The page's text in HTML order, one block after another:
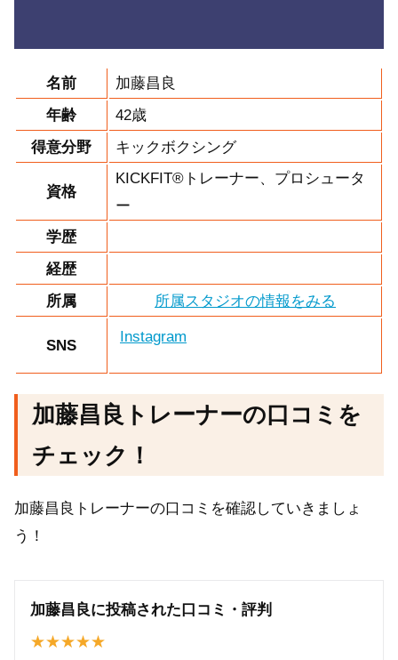
名前
加藤昌良
年齢
42歳
得意分野
キックボクシング
資格
KICKFIT®︎トレーナー、プロシュータ
ー
学歴
経歴
所属
所属スタジオの情報をみる
SNS
Instagram
加藤昌良トレーナーの口コミを
チェック！
加藤昌良トレーナーの口コミを確認していきましょ
う！
加藤昌良に投稿された口コミ・評判